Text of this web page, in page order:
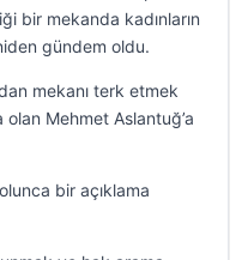
bir mekanda kadınların
gündem oldu.
mekanı terk etmek
olan Mehmet Aslantuğ’a
bir açıklama